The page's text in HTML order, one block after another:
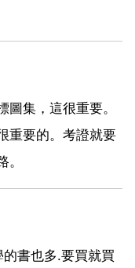
圖集，這很重要。
重要的。考證就要
書也多.要買就買